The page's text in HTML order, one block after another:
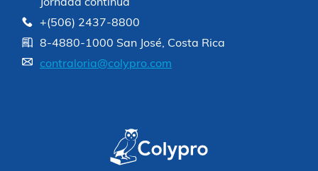
Jornada continua
+(506) 2437-8800
8-4880-1000 San José, Costa Rica
contraloria@colypro.com